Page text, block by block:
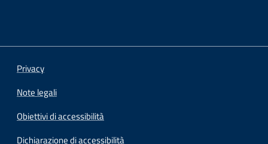
Privacy
Note legali
Obiettivi di accessibilità
Dichiarazione di accessibilità